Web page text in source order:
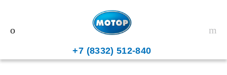
+7 (8332) 512-840